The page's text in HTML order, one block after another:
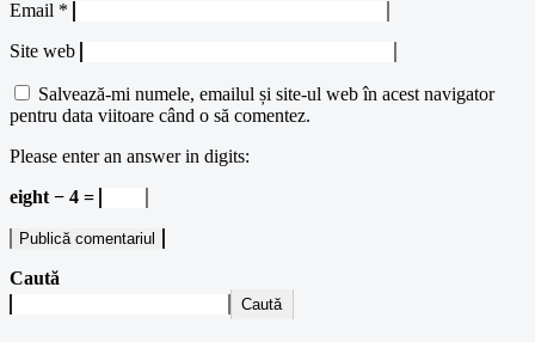
Email *
Site web
Salvează-mi numele, emailul și site-ul web în acest navigator
pentru data viitoare când o să comentez.
Please enter an answer in digits:
eight − 4 =
Caută
Caută